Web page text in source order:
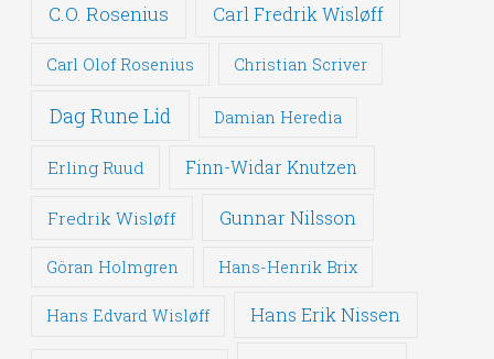
C.O. Rosenius Carl Fredrik Wisløff
Carl Olof Rosenius Christian Scriver
Dag Rune Lid Damian Heredia
Erling Ruud Finn-Widar Knutzen
Fredrik Wisløff Gunnar Nilsson
Göran Holmgren Hans-Henrik Brix
Hans Edvard Wisløff Hans Erik Nissen